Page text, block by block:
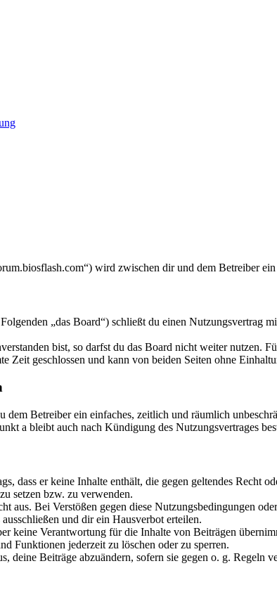
wird zwischen dir und dem Betreiber ein
„das Board“) schließt du einen Nutzungsvertrag
bist, so darfst du das Board nicht weiter nutzen.
Zeit geschlossen und kann von beiden Seiten ohne
dem Betreiber ein einfaches, zeitlich und räumlich
a bleibt auch nach Kündigung des Nutzungsvertrages
dass er keine Inhalte enthält, die gegen geltendes Recht
setzen bzw. zu verwenden.
aus. Bei Verstößen gegen diese Nutzungsbedingungen
und dir ein Hausverbot erteilen.
keine Verantwortung für die Inhalte von Beiträgen
Funktionen jederzeit zu löschen oder zu sperren.
deine Beiträge abzuändern, sofern sie gegen o. g.